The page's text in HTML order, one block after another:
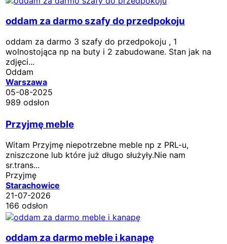
oddam za darmo szafy do przedpokoju
oddam za darmo 3 szafy do przedpokoju , 1
wolnostojąca np na buty i 2 zabudowane. Stan jak na
zdjęci...
Oddam
Warszawa
05-08-2025
989 odsłon
Przyjmę meble
Witam Przyjmę niepotrzebne meble np z PRL-u,
zniszczone lub które już długo służyły.Nie nam
sr.trans...
Przyjmę
Starachowice
21-07-2026
166 odsłon
oddam za darmo meble i kanapę